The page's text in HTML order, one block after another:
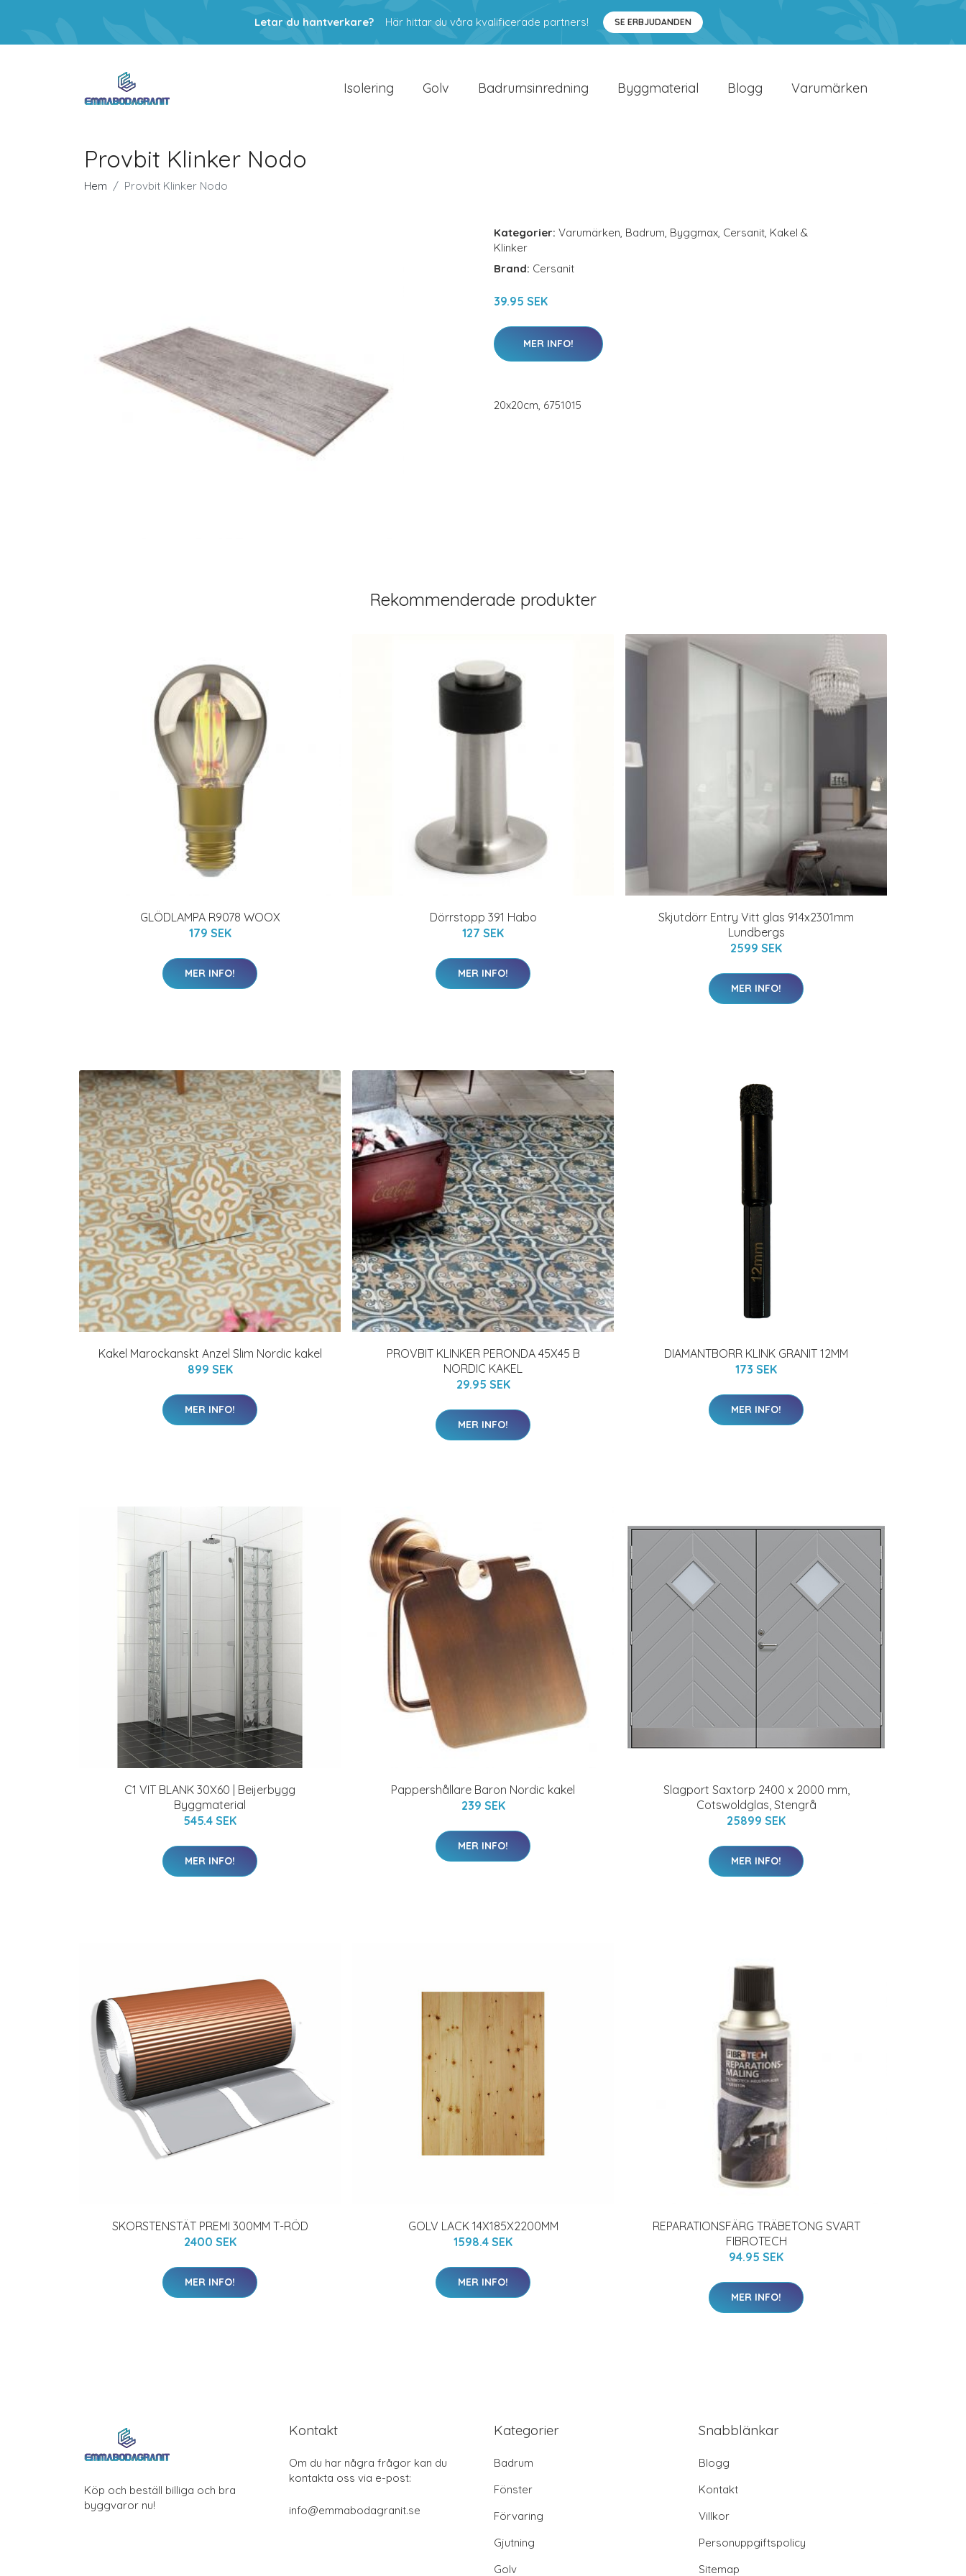
Letar du hantverkare? Här hittar du våra kvalificerade partners! SE ERBJUDANDEN
Isolering Golv Badrumsinredning Byggmaterial Blogg Varumärken
Provbit Klinker Nodo
Hem Provbit Klinker Nodo
Kategorier: Varumärken, Badrum, Byggmax, Cersanit, Kakel &
Klinker
Brand: Cersanit
39.95 SEK
MER INFO!
20x20cm, 6751015
Rekommenderade produkter
GLÖDLAMPA R9078 WOOX
179 SEK
MER INFO!
Dörrstopp 391 Habo
127 SEK
MER INFO!
Skjutdörr Entry Vitt glas 914x2301mm
Lundbergs
2599 SEK
MER INFO!
Kakel Marockanskt Anzel Slim Nordic kakel
899 SEK
MER INFO!
PROVBIT KLINKER PERONDA 45X45 B
NORDIC KAKEL
29.95 SEK
MER INFO!
DIAMANTBORR KLINK GRANIT 12MM
173 SEK
MER INFO!
C1 VIT BLANK 30X60 | Beijerbygg
Byggmaterial
545.4 SEK
MER INFO!
Pappershållare Baron Nordic kakel
239 SEK
MER INFO!
Slagport Saxtorp 2400 x 2000 mm,
Cotswoldglas, Stengrå
25899 SEK
MER INFO!
SKORSTENSTÄT PREMI 300MM T-RÖD
2400 SEK
MER INFO!
GOLV LACK 14X185X2200MM
1598.4 SEK
MER INFO!
REPARATIONSFÄRG TRÄBETONG SVART
FIBROTECH
94.95 SEK
MER INFO!
Köp och beställ billiga och bra
byggvaror nu!
Kontakt
Om du har några frågor kan du
kontakta oss via e-post:
info@emmabodagranit.se
Kategorier
Badrum
Fönster
Förvaring
Gjutning
Golv
Snabblänkar
Blogg
Kontakt
Villkor
Personuppgiftspolicy
Sitemap